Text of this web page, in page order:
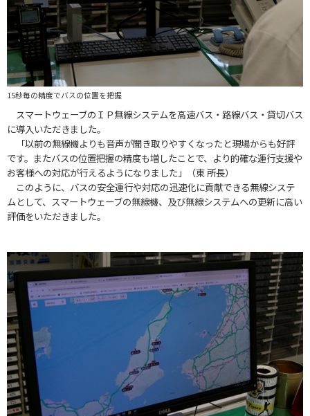
15秒毎の精度でバスの位置を把握
スマートウェーブのＩＰ無線システムを高速バス・路線バス・貸切バス
に導入いただきました。
「以前の無線機よりも音声が聞き取りやすくなったと現場からも好評
です。またバスの位置把握の精度も増したことで、より的確な運行支援や
お客様への対応が行えるようになりました」（東 所長）
このように、バスの安全運行や対応の迅速化に貢献できる無線システ
ムとして、スマートウェーブの無線機、及び無線システムへの更新に高い
評価をいただきました。